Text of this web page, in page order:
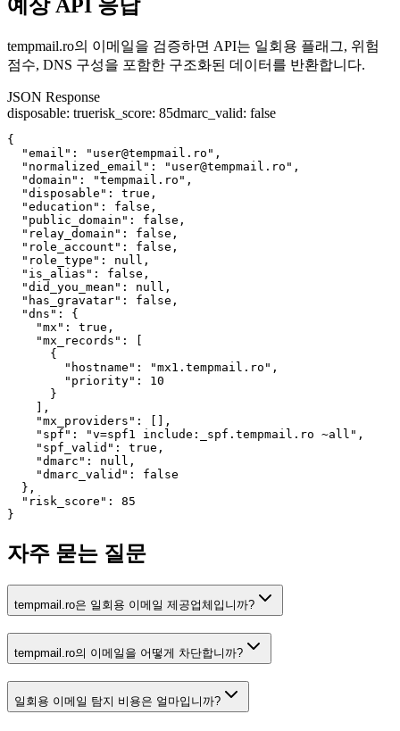
예상 API 응답
tempmail.ro의 이메일을 검증하면 API는 일회용 플래그, 위험
점수, DNS 구성을 포함한 구조화된 데이터를 반환합니다.
JSON Response
disposable: truerisk_score: 85dmarc_valid: false
{
  "email": "user@tempmail.ro",
  "normalized_email": "user@tempmail.ro",
  "domain": "tempmail.ro",
  "disposable": true,
  "education": false,
  "public_domain": false,
  "relay_domain": false,
  "role_account": false,
  "role_type": null,
  "is_alias": false,
  "did_you_mean": null,
  "has_gravatar": false,
  "dns": {
    "mx": true,
    "mx_records": [
      {
        "hostname": "mx1.tempmail.ro",
        "priority": 10
      }
    ],
    "mx_providers": [],
    "spf": "v=spf1 include:_spf.tempmail.ro ~all",
    "spf_valid": true,
    "dmarc": null,
    "dmarc_valid": false
  },
  "risk_score": 85
}
자주 묻는 질문
tempmail.ro은 일회용 이메일 제공업체입니까?
tempmail.ro의 이메일을 어떻게 차단합니까?
일회용 이메일 탐지 비용은 얼마입니까?